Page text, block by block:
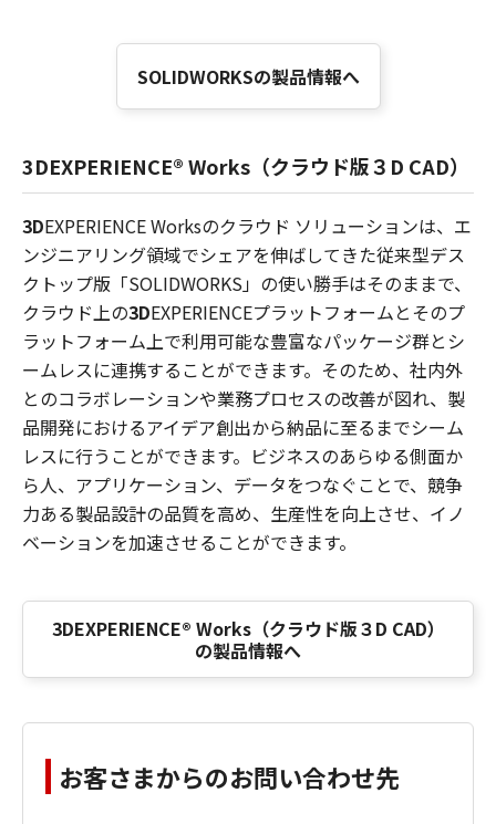
SOLIDWORKSの製品情報へ
3DEXPERIENCE® Works（クラウド版３D CAD）
3DEXPERIENCE Worksのクラウド ソリューションは、エ
ンジニアリング領域でシェアを伸ばしてきた従来型デス
クトップ版「SOLIDWORKS」の使い勝手はそのままで、
クラウド上の3DEXPERIENCEプラットフォームとそのプ
ラットフォーム上で利用可能な豊富なパッケージ群とシ
ームレスに連携することができます。そのため、社内外
とのコラボレーションや業務プロセスの改善が図れ、製
品開発におけるアイデア創出から納品に至るまでシーム
レスに行うことができます。ビジネスのあらゆる側面か
ら人、アプリケーション、データをつなぐことで、競争
力ある製品設計の品質を高め、生産性を向上させ、イノ
ベーションを加速させることができます。
3DEXPERIENCE® Works（クラウド版３D CAD）
の製品情報へ
お客さまからのお問い合わせ先